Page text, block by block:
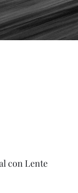
con Lente